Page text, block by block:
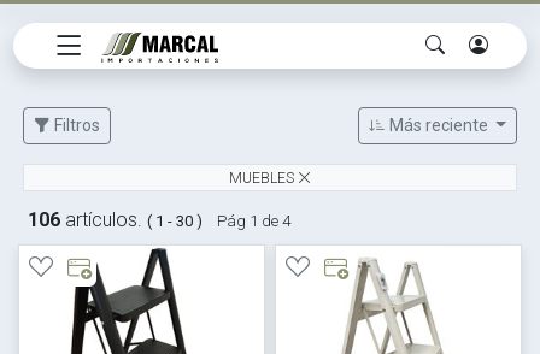
Filtros Más reciente
MUEBLES
106 artículos.( 1 - 30 ) Pág 1 de 4